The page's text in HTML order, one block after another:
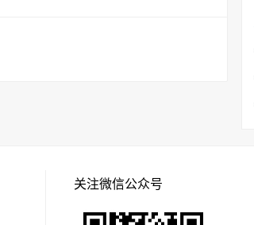
关注微信公众号